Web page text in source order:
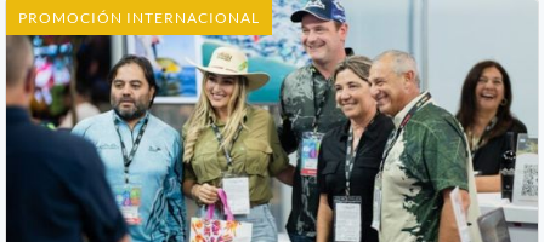
PROMOCIÓN INTERNACIONAL